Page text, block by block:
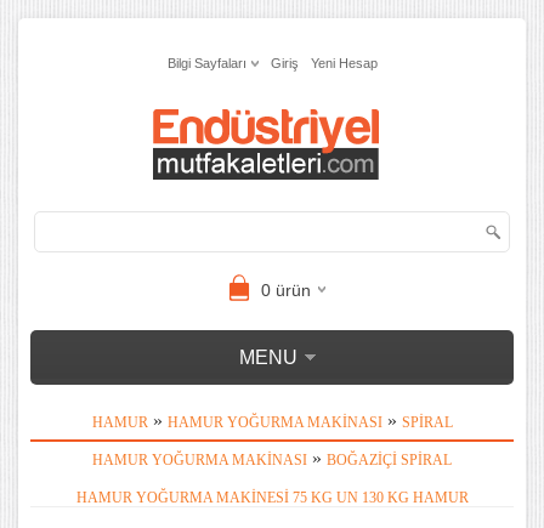
Bilgi Sayfaları Giriş Yeni Hesap
0ürün
MENU
HAMUR » HAMUR YOĞURMA MAKINASI» SPIRAL
HAMUR YOĞURMA MAKINASI » BOĞAZIÇI SPIRAL
HAMUR YOĞURMA MAKINESI 75 KG UN 130 KG HAMUR